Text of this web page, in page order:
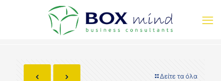
Δείτε τα όλα